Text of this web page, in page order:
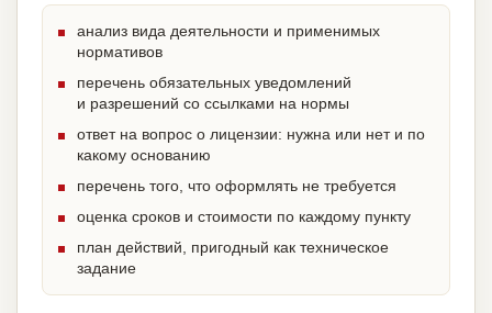
анализ вида деятельности и применимых
нормативов
перечень обязательных уведомлений
и разрешений со ссылками на нормы
ответ на вопрос о лицензии: нужна или нет и по
какому основанию
перечень того, что оформлять не требуется
оценка сроков и стоимости по каждому пункту
план действий, пригодный как техническое
задание